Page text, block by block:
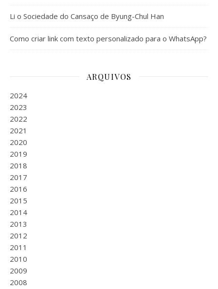
Li o Sociedade do Cansaço de Byung-Chul Han
Como criar link com texto personalizado para o WhatsApp?
ARQUIVOS
2024
2023
2022
2021
2020
2019
2018
2017
2016
2015
2014
2013
2012
2011
2010
2009
2008